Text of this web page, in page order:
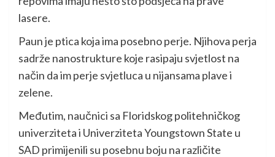
lasere.
Paun je ptica koja ima posebno perje. Njihova perja
sadrže nanostrukture koje rasipaju svjetlost na
način da im perje svjetluca u nijansama plave i
zelene.
Međutim, naučnici sa Floridskog politehničkog
univerziteta i Univerziteta Youngstown State u
SAD primijenili su posebnu boju na različite